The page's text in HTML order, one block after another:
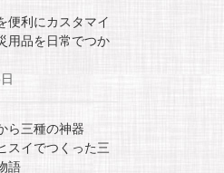
便利にカスタマイ
用品を日常でつか
ら三種の神器
スイでつくった三
語